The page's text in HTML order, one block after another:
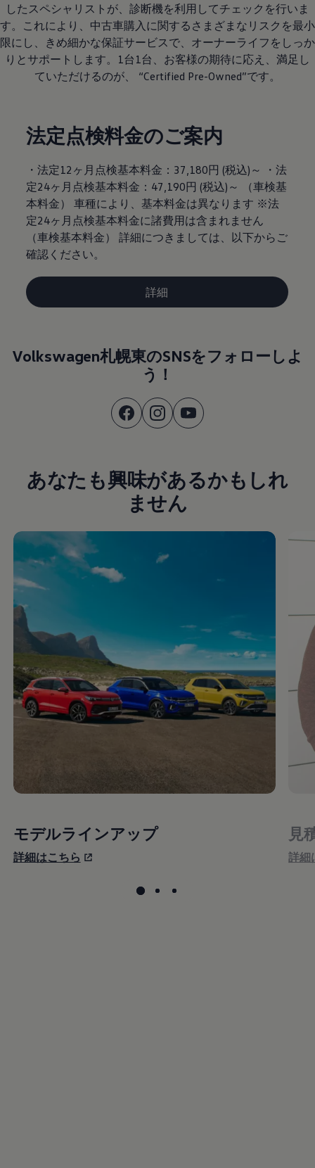
したスペシャリストが、診断機を利用してチェックを行いま
す。これにより、中古車購入に関するさまざまなリスクを最小
限にし、きめ細かな保証サービスで、オーナーライフをしっか
りとサポートします。1台1台、お客様の期待に応え、満足し
ていただけるのが、 “Certified Pre-Owned”です。
法定点検料金のご案内
・法定12ヶ月点検基本料金：37,180円 (税込)～ ・法
定24ヶ月点検基本料金：47,190円 (税込)～ （車検基
本料金） 車種により、基本料金は異なります ※法
定24ヶ月点検基本料金に諸費用は含まれません
（車検基本料金） 詳細につきましては、以下からご
確認ください。
詳細
Volkswagen札幌東のSNSをフォローしよ
う！
あなたも興味があるかもしれ
ません
モデルラインアップ
詳細はこちら
見
詳細